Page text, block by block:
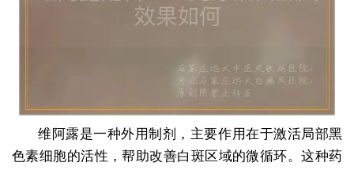
维阿露是一种外用制剂，主要作用在于激活局部黑
色素细胞的活性，帮助改善白斑区域的微循环。这种药